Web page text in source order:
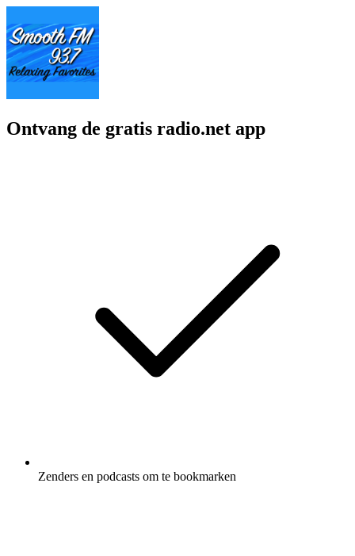
Ontvang de gratis radio.net app
Zenders en podcasts om te bookmarken